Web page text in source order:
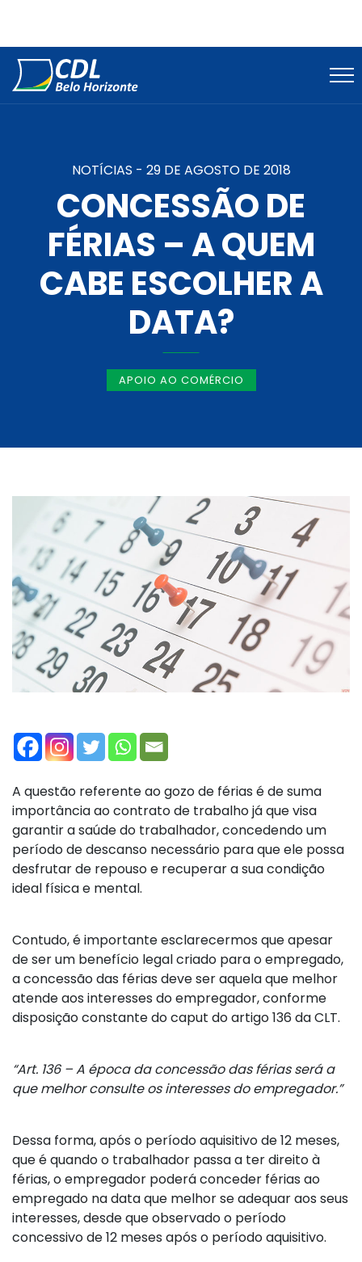
NOTÍCIAS - 29 DE AGOSTO DE 2018
CONCESSÃO DE
FÉRIAS – A QUEM
CABE ESCOLHER A
DATA?
APOIO AO COMÉRCIO
A questão referente ao gozo de férias é de suma
importância ao contrato de trabalho já que visa
garantir a saúde do trabalhador, concedendo um
período de descanso necessário para que ele possa
desfrutar de repouso e recuperar a sua condição
ideal física e mental.
Contudo, é importante esclarecermos que apesar
de ser um benefício legal criado para o empregado,
a concessão das férias deve ser aquela que melhor
atende aos interesses do empregador, conforme
disposição constante do caput do artigo 136 da CLT.
“Art. 136 – A época da concessão das férias será a
que melhor consulte os interesses do empregador.”
Dessa forma, após o período aquisitivo de 12 meses,
que é quando o trabalhador passa a ter direito à
férias, o empregador poderá conceder férias ao
empregado na data que melhor se adequar aos seus
interesses, desde que observado o período
concessivo de 12 meses após o período aquisitivo.